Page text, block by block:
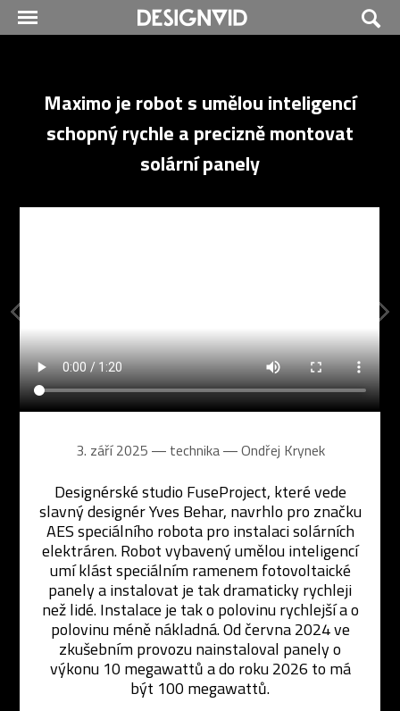
Maximo je robot s umělou inteligencí
schopný rychle a precizně montovat
solární panely
3. září 2025 ― technika ―Ondřej Krynek
Designérské studio FuseProject, které vede
slavný designér Yves Behar, navrhlo pro značku
AES speciálního robota pro instalaci solárních
elektráren. Robot vybavený umělou inteligencí
umí klást speciálním ramenem fotovoltaické
panely a instalovat je tak dramaticky rychleji
než lidé. Instalace je tak o polovinu rychlejší a o
polovinu méně nákladná. Od června 2024 ve
zkušebním provozu nainstaloval panely o
výkonu 10 megawattů a do roku 2026 to má
být 100 megawattů.